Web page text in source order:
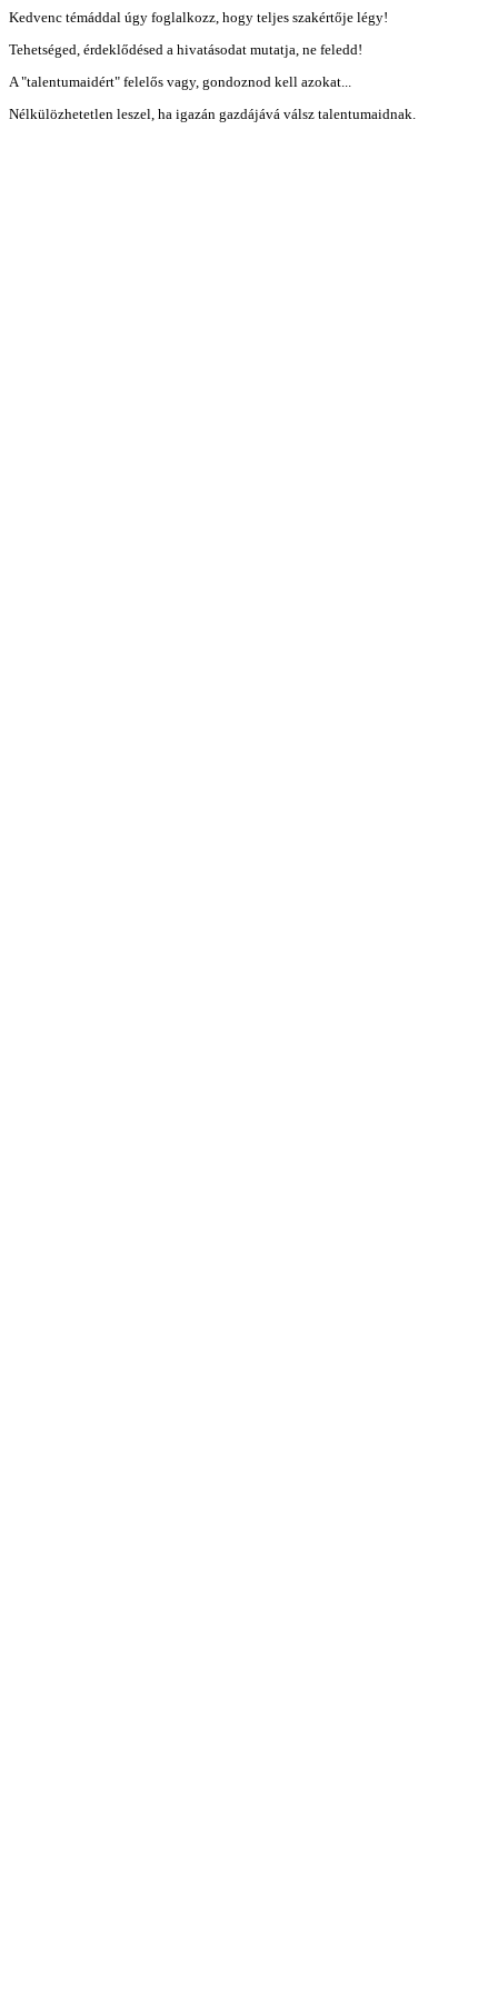
Kedvenc témáddal úgy foglalkozz, hogy teljes szakértője légy!
Tehetséged, érdeklődésed a hivatásodat mutatja, ne feledd!
A "talentumaidért" felelős vagy, gondoznod kell azokat...
Nélkülözhetetlen leszel, ha igazán gazdájává válsz talentumaidnak.